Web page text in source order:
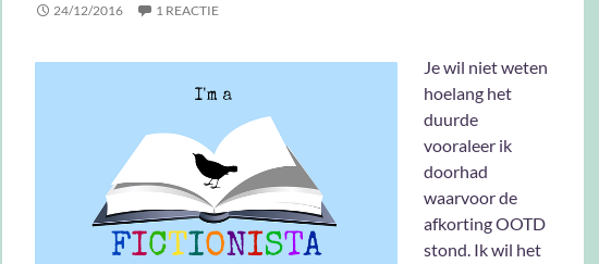
24/12/2016 1 REACTIE
Je wil niet weten
hoelang het
duurde
vooraleer ik
doorhad
waarvoor de
afkorting OOTD
stond. Ik wil het